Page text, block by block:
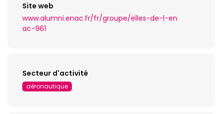
Site web
www.alumni.enac.fr/fr/groupe/elles-de-l-en
ac-961
Secteur d'activité
aéronautique